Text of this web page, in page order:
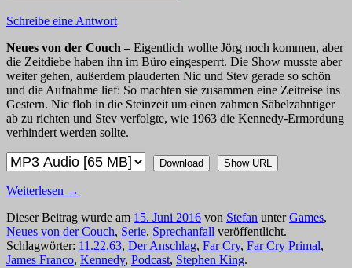
Schreibe eine Antwort
Neues von der Couch – Eigentlich wollte Jörg noch kommen, aber
die Zeitdiebe haben ihn im Büro eingesperrt. Die Show musste aber
weiter gehen, außerdem plauderten Nic und Stev gerade so schön
und die Aufnahme lief: So machten sie zusammen eine Zeitreise ins
Gestern. Nic floh in die Steinzeit um einen zahmen Säbelzahntiger
ab zu richten und Stev verfolgte, wie 1963 die Kennedy-Ermordung
verhindert werden sollte.
Download Show URL
Weiterlesen →
Dieser Beitrag wurde am 15. Juni 2016 von Stefan unterGames,
Neues von der Couch, Serie, Sprechanfall veröffentlicht.
Schlagwörter: 11.22.63, Der Anschlag, Far Cry, Far Cry Primal,
James Franco, Kennedy, Podcast, Stephen King.